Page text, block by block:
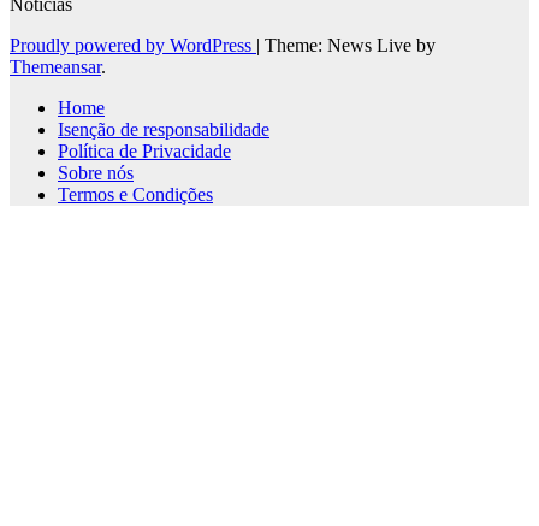
Proudly powered by WordPress | Theme: News Live by
Themeansar.
Home
Isenção de responsabilidade
Política de Privacidade
Sobre nós
Termos e Condições